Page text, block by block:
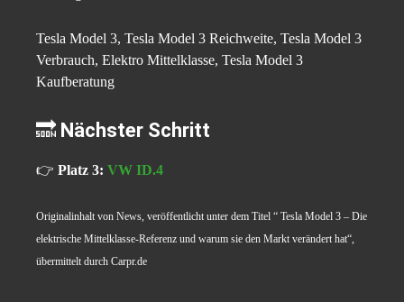
Tesla Model 3, Tesla Model 3 Reichweite, Tesla Model 3
Verbrauch, Elektro Mittelklasse, Tesla Model 3
Kaufberatung
🔜 Nächster Schritt
👉 Platz 3: VW ID.4
Originalinhalt von News, veröffentlicht unter dem Titel “ Tesla Model 3 – Die
elektrische Mittelklasse-Referenz und warum sie den Markt verändert hat“,
übermittelt durch Carpr.de